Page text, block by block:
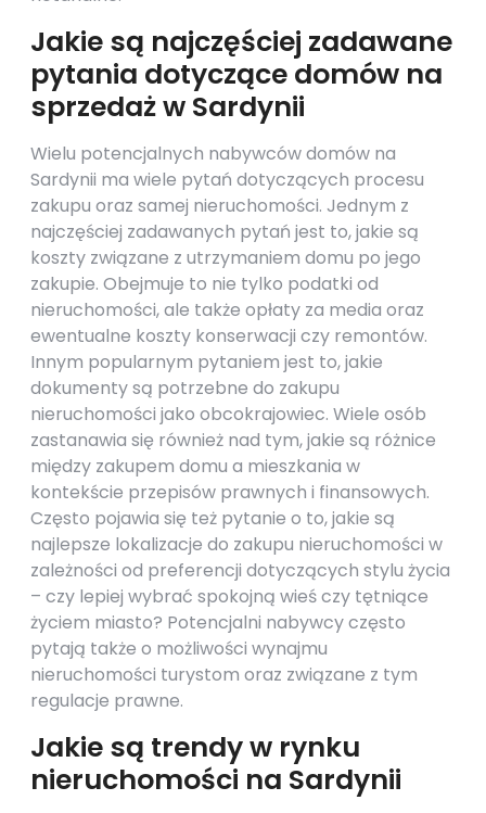
Jakie są najczęściej zadawane
pytania dotyczące domów na
sprzedaż w Sardynii
Wielu potencjalnych nabywców domów na
Sardynii ma wiele pytań dotyczących procesu
zakupu oraz samej nieruchomości. Jednym z
najczęściej zadawanych pytań jest to, jakie są
koszty związane z utrzymaniem domu po jego
zakupie. Obejmuje to nie tylko podatki od
nieruchomości, ale także opłaty za media oraz
ewentualne koszty konserwacji czy remontów.
Innym popularnym pytaniem jest to, jakie
dokumenty są potrzebne do zakupu
nieruchomości jako obcokrajowiec. Wiele osób
zastanawia się również nad tym, jakie są różnice
między zakupem domu a mieszkania w
kontekście przepisów prawnych i finansowych.
Często pojawia się też pytanie o to, jakie są
najlepsze lokalizacje do zakupu nieruchomości w
zależności od preferencji dotyczących stylu życia
– czy lepiej wybrać spokojną wieś czy tętniące
życiem miasto? Potencjalni nabywcy często
pytają także o możliwości wynajmu
nieruchomości turystom oraz związane z tym
regulacje prawne.
Jakie są trendy w rynku
nieruchomości na Sardynii